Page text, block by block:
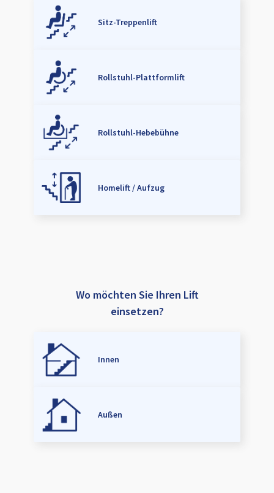
Sitz-Treppenlift
Rollstuhl-Plattformlift
Rollstuhl-Hebebühne
Homelift / Aufzug
Wo möchten Sie Ihren Lift
einsetzen?
Innen
Außen